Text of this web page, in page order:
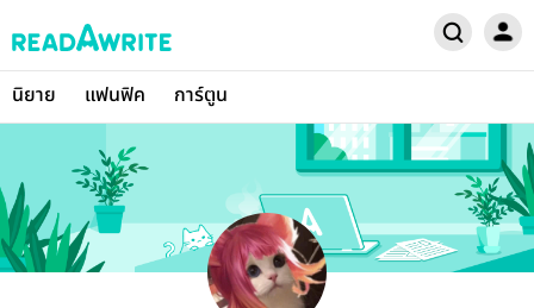
นิยาย แฟนฟิค การ์ตูน